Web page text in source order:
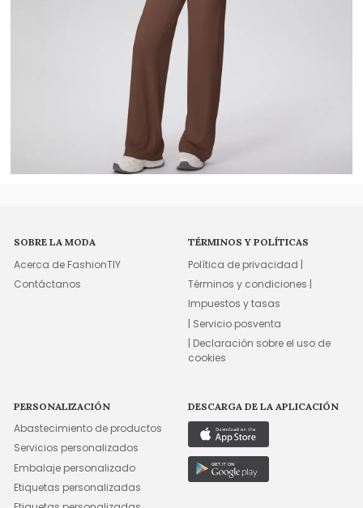
SOBRE LA MODA
Acerca de FashionTIY
Contáctanos
TÉRMINOS Y POLÍTICAS
Política de privacidad |
Términos y condiciones |
Impuestos y tasas
| Servicio posventa
| Declaración sobre el uso de
cookies
PERSONALIZACIÓN
Abastecimiento de productos
Servicios personalizados
Embalaje personalizado
Etiquetas personalizadas
DESCARGA DE LA APLICACIÓN